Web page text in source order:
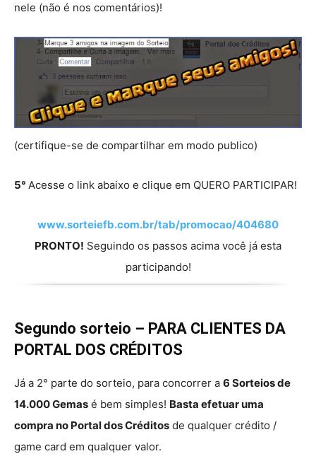
nele (não é nos comentários)!
(certifique-se de compartilhar em modo publico)
5° Acesse o link abaixo e clique em QUERO PARTICIPAR!
www.sorteiefb.com.br/tab/promocao/404680
PRONTO! Seguindo os passos acima você já esta
participando!
Segundo sorteio – PARA CLIENTES DA
PORTAL DOS CRÉDITOS
Já a 2° parte do sorteio, para concorrer a 6 Sorteios de
14.000 Gemas é bem simples! Basta efetuar uma
compra no Portal dos Créditos de qualquer crédito /
game card em qualquer valor.